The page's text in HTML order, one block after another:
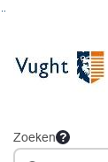
Zoeken